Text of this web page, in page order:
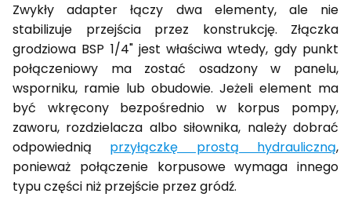
Zwykły adapter łączy dwa elementy, ale nie
stabilizuje przejścia przez konstrukcję. Złączka
grodziowa BSP 1/4" jest właściwa wtedy, gdy punkt
połączeniowy ma zostać osadzony w panelu,
wsporniku, ramie lub obudowie. Jeżeli element ma
być wkręcony bezpośrednio w korpus pompy,
zaworu, rozdzielacza albo siłownika, należy dobrać
odpowiednią przyłączkę prostą hydrauliczną,
ponieważ połączenie korpusowe wymaga innego
typu części niż przejście przez gródź.